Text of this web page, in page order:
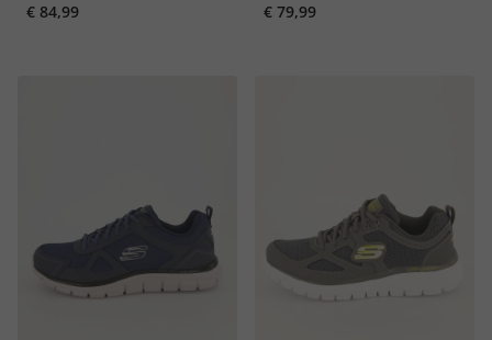
€ 84,99
€ 79,99